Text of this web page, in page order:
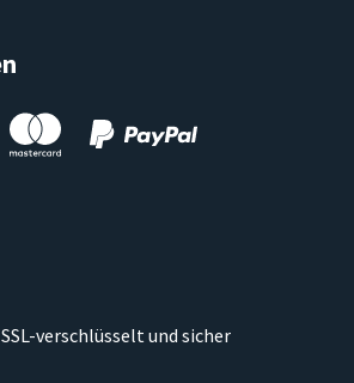
verschlüsselt und sicher